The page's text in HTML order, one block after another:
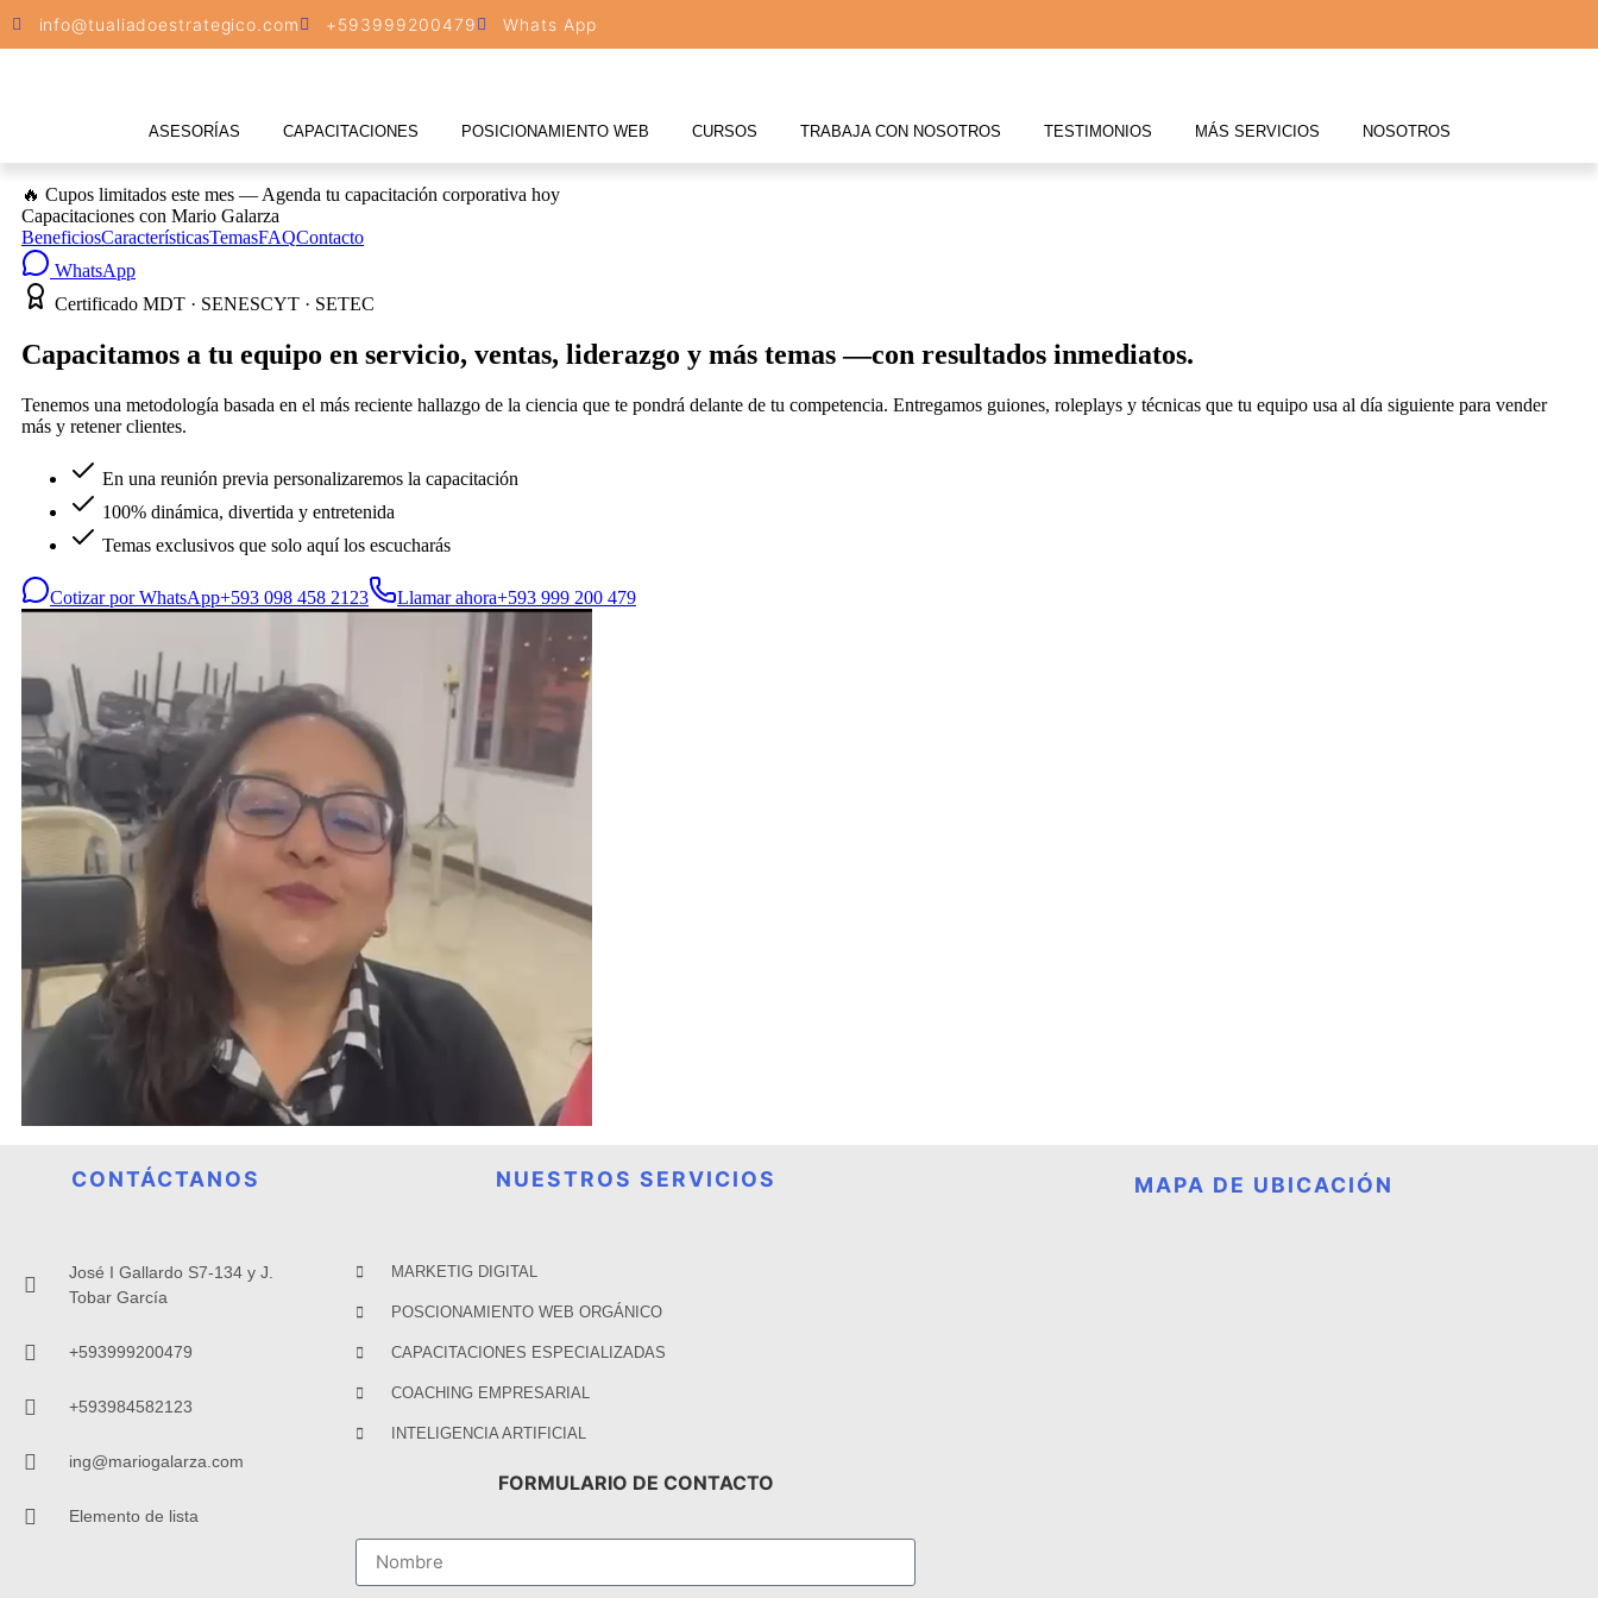
info@tualiadoestrategico.com +593999200479 Whats App
ASESORÍAS CAPACITACIONES POSICIONAMIENTO WEB CURSOS TRABAJA CON NOSOTROS TESTIMONIOS MÁS SERVICIOS NOSOTROS
CONTÁCTANOS
José I Gallardo S7-134 y J.
Tobar García
+593999200479
+593984582123
ing@mariogalarza.com
Elemento de lista
NUESTROS SERVICIOS
MARKETIG DIGITAL
POSCIONAMIENTO WEB ORGÁNICO
CAPACITACIONES ESPECIALIZADAS
COACHING EMPRESARIAL
INTELIGENCIA ARTIFICIAL
FORMULARIO DE CONTACTO
MAPA DE UBICACIÓN